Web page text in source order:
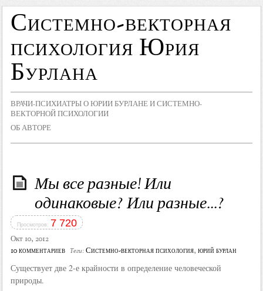
Системно-векторная
психология Юрия
Бурлана
ВРАЧИ-ПСИХИАТРЫ О ЮРИИ БУРЛАНЕ И СИСТЕМНО-
ВЕКТОРНОЙ ПСИХОЛОГИИ
ОБ АВТОРЕ
Мы все разные! Или
одинаковые? Или разные...?
Просмотров: 7 720
Окт 10, 2012
10 комментариев Теги:Системно-векторная психология, юрий бурлан
Существует две 2-е крайности в определение человеческой
природы.